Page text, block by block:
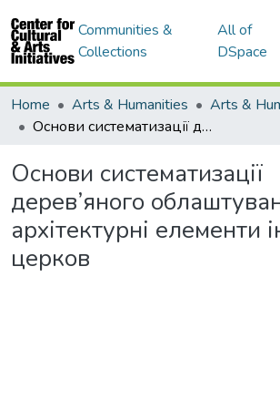
Communities &
Collections
All of
DSpace
Home Arts & Humanities
Основи систематизації дерев’яного облаштування та архітектурні елементи інтер’єра церков
Основи систематизації
дерев’яного
архітектурні елементи
церков